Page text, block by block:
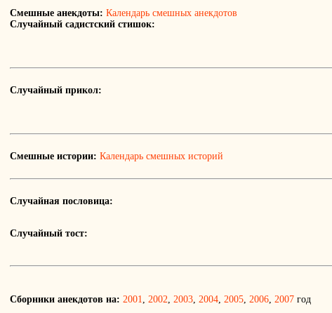
Смешные анекдоты: Календарь смешных анекдотов
Случайный садистский стишок:
Случайный прикол:
Смешные истории: Календарь смешных историй
Случайная пословица:
Случайный тост:
Сборники анекдотов на: 2001, 2002, 2003, 2004, 2005, 2006, 2007 год